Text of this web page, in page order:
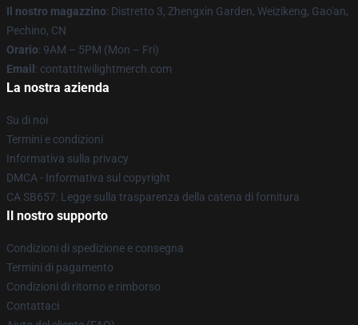
Il nostro magazzino: Distretto 3, Zhengxin Garden, Weizikeng, Gao'an,
Pechino, CN
Orario: 9AM – 5PM (Mon – Fri)
Email : contattitwilightmerch.com
La nostra azienda
Su di noi
Termini e condizioni
Informativa sulla privacy
DMCA - Informativa sul copyright
CA SB657: Legge sulla trasparenza della catena di fornitura
Il nostro supporto
Condizioni di spedizione e consegna
Termini di pagamento
Condizioni di ritorno e rimborso
Contattaci